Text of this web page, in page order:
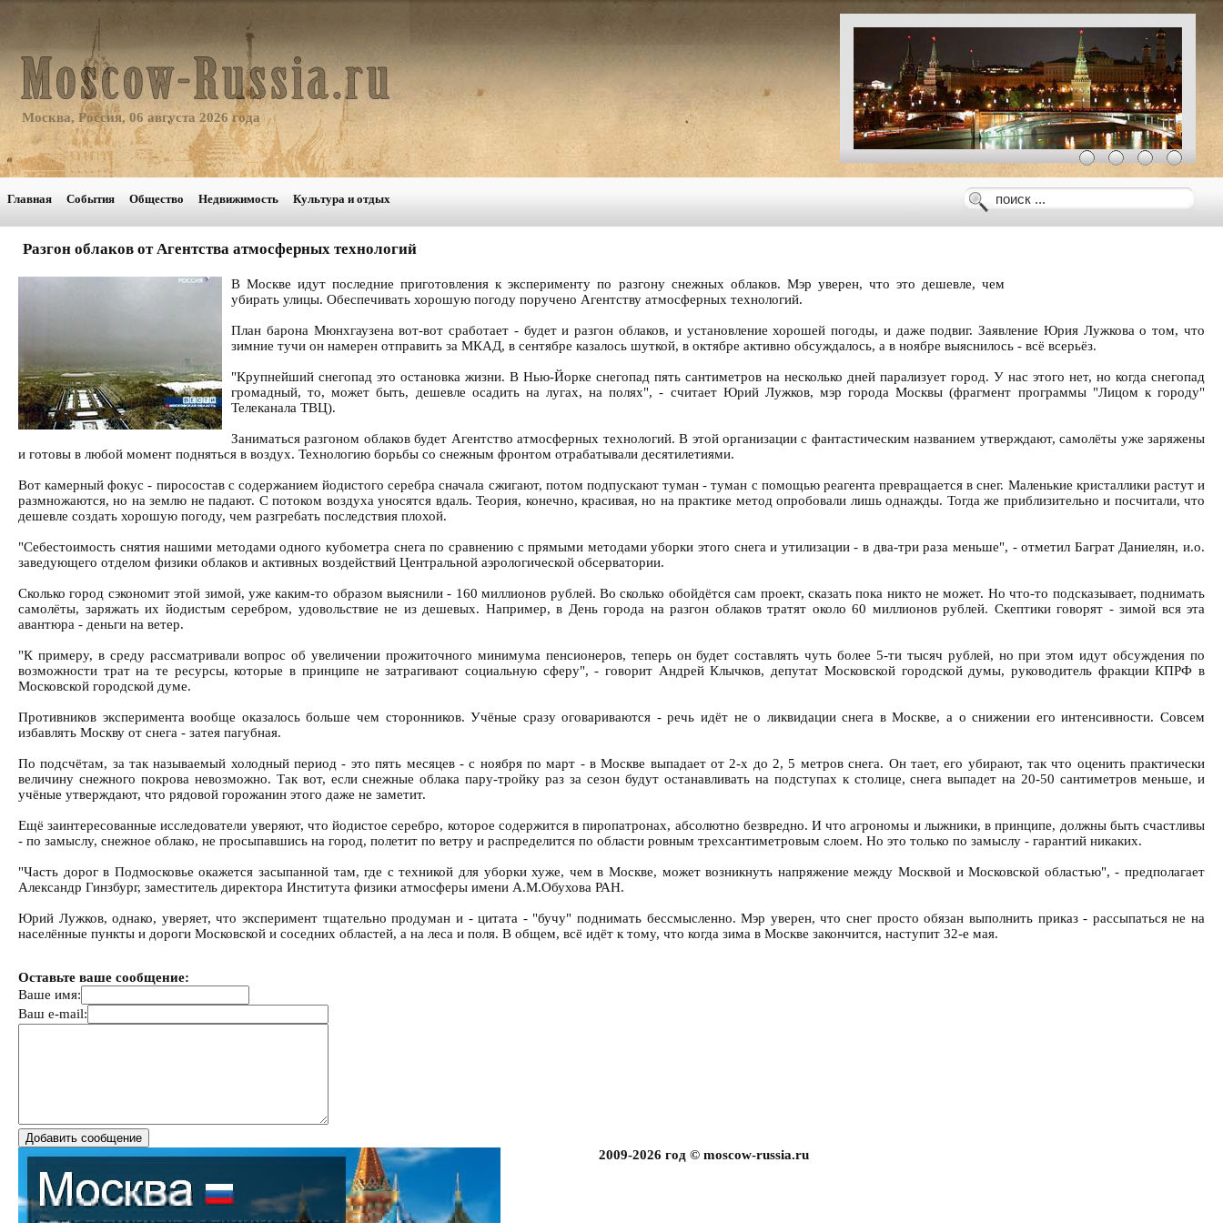
Москва, Россия, 06 августа 2026 года
Главная События Общество Недвижимость Культура и отдых
Разгон облаков от Агентства атмосферных технологий
В Москве идут последние приготовления к эксперименту по разгону снежных облаков. Мэр уверен, что это дешевле, чем
убирать улицы. Обеспечивать хорошую погоду поручено Агентству атмосферных технологий.
План барона Мюнхгаузена вот-вот сработает - будет и разгон облаков, и установление хорошей погоды, и даже подвиг. Заявление Юрия Лужкова о том, что
зимние тучи он намерен отправить за МКАД, в сентябре казалось шуткой, в октябре активно обсуждалось, а в ноябре выяснилось - всё всерьёз.
"Крупнейший снегопад это остановка жизни. В Нью-Йорке снегопад пять сантиметров на несколько дней парализует город. У нас этого нет, но когда снегопад
громадный, то, может быть, дешевле осадить на лугах, на полях", - считает Юрий Лужков, мэр города Москвы (фрагмент программы "Лицом к городу"
Телеканала ТВЦ).
Заниматься разгоном облаков будет Агентство атмосферных технологий. В этой организации с фантастическим названием утверждают, самолёты уже заряжены
и готовы в любой момент подняться в воздух. Технологию борьбы со снежным фронтом отрабатывали десятилетиями.
Вот камерный фокус - пиросостав с содержанием йодистого серебра сначала сжигают, потом подпускают туман - туман с помощью реагента превращается в снег. Маленькие кристаллики растут и
размножаются, но на землю не падают. С потоком воздуха уносятся вдаль. Теория, конечно, красивая, но на практике метод опробовали лишь однажды. Тогда же приблизительно и посчитали, что
дешевле создать хорошую погоду, чем разгребать последствия плохой.
"Себестоимость снятия нашими методами одного кубометра снега по сравнению с прямыми методами уборки этого снега и утилизации - в два-три раза меньше", - отметил Баграт Даниелян, и.о.
заведующего отделом физики облаков и активных воздействий Центральной аэрологической обсерватории.
Сколько город сэкономит этой зимой, уже каким-то образом выяснили - 160 миллионов рублей. Во сколько обойдётся сам проект, сказать пока никто не может. Но что-то подсказывает, поднимать
самолёты, заряжать их йодистым серебром, удовольствие не из дешевых. Например, в День города на разгон облаков тратят около 60 миллионов рублей. Скептики говорят - зимой вся эта
авантюра - деньги на ветер.
"К примеру, в среду рассматривали вопрос об увеличении прожиточного минимума пенсионеров, теперь он будет составлять чуть более 5-ти тысяч рублей, но при этом идут обсуждения по
возможности трат на те ресурсы, которые в принципе не затрагивают социальную сферу", - говорит Андрей Клычков, депутат Московской городской думы, руководитель фракции КПРФ в
Московской городской думе.
Противников эксперимента вообще оказалось больше чем сторонников. Учёные сразу оговариваются - речь идёт не о ликвидации снега в Москве, а о снижении его интенсивности. Совсем
избавлять Москву от снега - затея пагубная.
По подсчётам, за так называемый холодный период - это пять месяцев - с ноября по март - в Москве выпадает от 2-х до 2, 5 метров снега. Он тает, его убирают, так что оценить практически
величину снежного покрова невозможно. Так вот, если снежные облака пару-тройку раз за сезон будут останавливать на подступах к столице, снега выпадет на 20-50 сантиметров меньше, и
учёные утверждают, что рядовой горожанин этого даже не заметит.
Ещё заинтересованные исследователи уверяют, что йодистое серебро, которое содержится в пиропатронах, абсолютно безвредно. И что агрономы и лыжники, в принципе, должны быть счастливы
- по замыслу, снежное облако, не просыпавшись на город, полетит по ветру и распределится по области ровным трехсантиметровым слоем. Но это только по замыслу - гарантий никаких.
"Часть дорог в Подмосковье окажется засыпанной там, где с техникой для уборки хуже, чем в Москве, может возникнуть напряжение между Москвой и Московской областью", - предполагает
Александр Гинзбург, заместитель директора Института физики атмосферы имени А.М.Обухова РАН.
Юрий Лужков, однако, уверяет, что эксперимент тщательно продуман и - цитата - "бучу" поднимать бессмысленно. Мэр уверен, что снег просто обязан выполнить приказ - рассыпаться не на
населённые пункты и дороги Московской и соседних областей, а на леса и поля. В общем, всё идёт к тому, что когда зима в Москве закончится, наступит 32-е мая.
Оставьте ваше сообщение:
Ваше имя:
Ваш e-mail:
2009-2026 год © moscow-russia.ru